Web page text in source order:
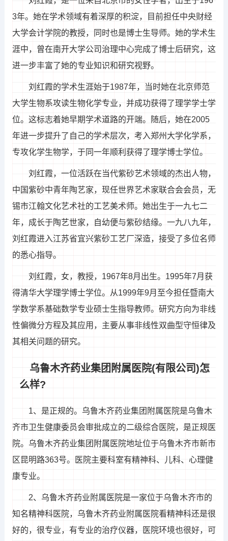
3年。她在学术领域有着深厚的积淀，目前担任中央财经
大学会计学院的教授，同时也是博士生导师。她的学术生
涯中，曾在南开大学公司治理中心完成了博士后研究，这
进一步丰富了她的专业知识和研究视野。
刘红霞的学术生涯始于1987年，当时她在北京师范
大学生物系攻读生物化学专业，并成功获得了理学学士学
位。这标志着她早期学术道路的开端。随后，她在2005
年进一步提升了自己的学术层次，考入郑州大学化学系，
专攻化学生物学，于同一年顺利获得了理学博士学位。
刘红霞，一位活跃在当代紫砂艺术领域的杰出人物，
中国紫砂中青年陶艺家，现任世界艺术家联合会会员，无
锡市江翰文化艺术社的工艺美术师。她出生于一九七二
年，成长于陶艺世家，自幼便与紫砂结缘。一九八九年，
刘红霞进入江苏省宜兴紫砂工艺厂深造，接受了多位名师
的悉心指导。
刘红霞，女，教授，1967年8月出生。1995年7月获
得清华大学理学博士学位。从1999年9月至今担任暨南大
学数学系基础数学专业硕士生指导教师。研究方向为非线
性偏微分方程及其应用，主要从事非线性双曲型守恒律及
其相关问题的研究。
乌鲁木齐药业集团附属医院(有限公司)怎
么样?
1、是正规的。乌鲁木齐药业集团附属医院是乌鲁木
齐市卫生健康委员会审批成立的二级综合医院，是正规医
院。乌鲁木齐药业集团附属医院地址位于乌鲁木齐市新市
区昆明路363号。医院主要科室有精神科、儿科、心理健
康专业。
2、乌鲁木齐药业附属医院是一家位于乌鲁木齐市的
知名精神科医院，乌鲁木齐药业附属医院看精神科还是很
好的，很专业，有专业的治疗仪器，医院环境也很好，可